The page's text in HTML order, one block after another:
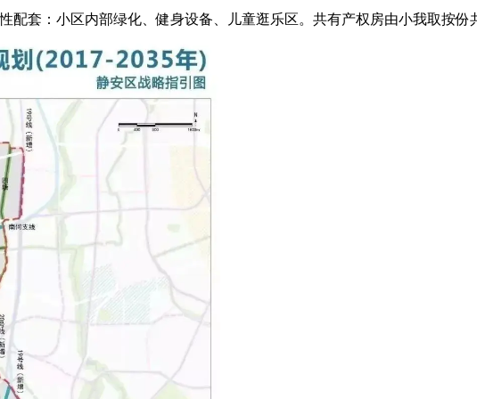
套：小区内部绿化、健身设备、儿童逛乐区。共有产权房由小我取按份